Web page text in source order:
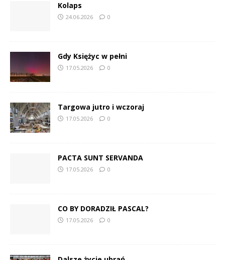
Kolaps
24.06.2026 0
Gdy Księżyc w pełni
17.05.2026 0
Targowa jutro i wczoraj
17.05.2026 0
PACTA SUNT SERVANDA
17.05.2026 0
CO BY DORADZIŁ PASCAL?
17.05.2026 0